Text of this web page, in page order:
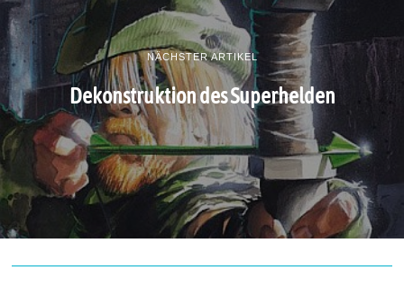
NÄCHSTER ARTIKEL
Dekonstruktion des Superhelden